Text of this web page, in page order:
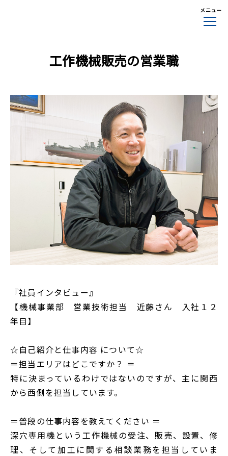
メニュー
工作機械販売の営業職
『社員インタビュー』
【機械事業部 営業技術担当 近藤さん 入社１２
年目】
☆自己紹介と仕事内容 について☆
＝担当エリアはどこですか？ ＝
特に決まっているわけではないのですが、主に関西
から西側を担当しています。
＝普段の仕事内容を教えてください ＝
深穴専用機という工作機械の受注、販売、設置、修
理、そして加工に関する相談業務を担当していま